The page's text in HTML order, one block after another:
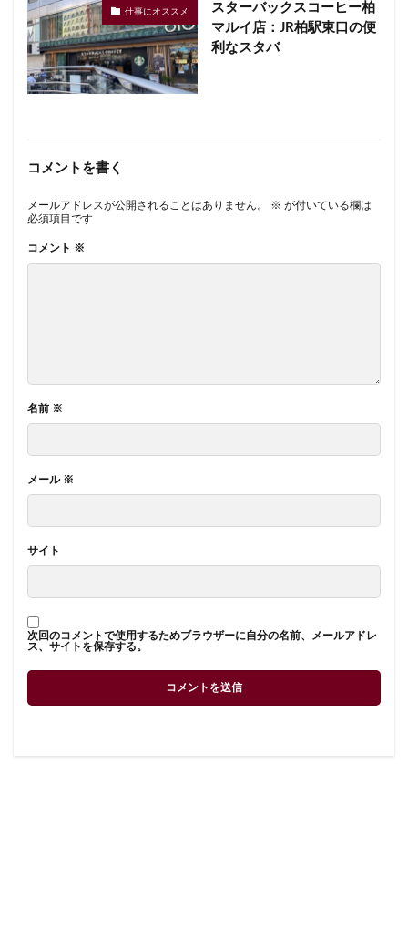
仕事にオススメ
スターバックスコーヒー柏
マルイ店：JR柏駅東口の便
利なスタバ
コメントを書く
メールアドレスが公開されることはありません。 ※ が付いている欄は
必須項目です
コメント ※
名前 ※
メール ※
サイト
次回のコメントで使用するためブラウザーに自分の名前、メールアドレ
ス、サイトを保存する。